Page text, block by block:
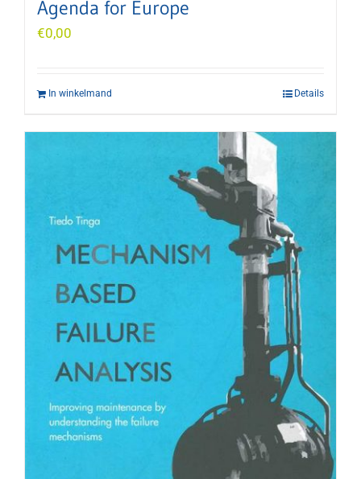
Agenda for Europe
€0,00
In winkelmand Details